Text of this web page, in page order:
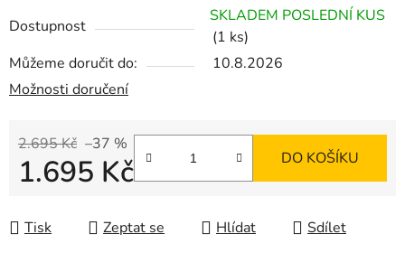
Dostupnost
SKLADEM POSLEDNÍ KUS
(1 ks)
Můžeme doručit do:
10.8.2026
Možnosti doručení
2.695 Kč –37 %
1.695 Kč DO KOŠÍKU
Tisk Zeptat se Hlídat Sdílet